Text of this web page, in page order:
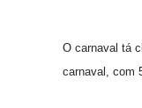
O carnaval tá
carnaval, com